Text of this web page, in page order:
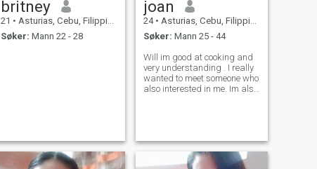
britney
21 • Asturias, Cebu, Filippinene
Søker: Mann 22 - 28
joan
24 • Asturias, Cebu, Filippinene
Søker: Mann 25 - 44
Will im good at cooking and
very understanding . I really
wanted to meet someone who
also interested in me. Im also